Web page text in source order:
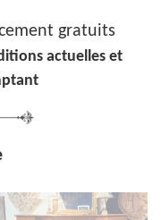
gratuits
actuelles et